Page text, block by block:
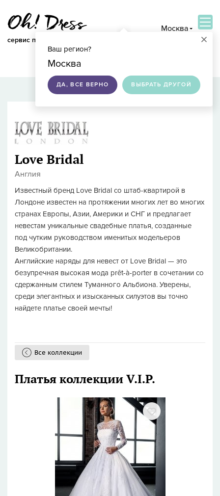
сервис по подбору свадебных платьев
Москва
×
Ваш регион?
Москва
ДА, ВСЕ ВЕРНО ВЫБРАТЬ ДРУГОЙ
Love Bridal
Англия
Известный бренд Love Bridal со штаб-квартирой в
Лондоне известен на протяжении многих лет во многих
странах Европы, Азии, Америки и СНГ и предлагает
невестам уникальные свадебные платья, созданные
под чутким руководством именитых модельеров
Великобритании.
Английские наряды для невест от Love Bridal — это
безупречная высокая мода prêt-à-porter в сочетании со
сдержанным стилем Туманного Альбиона. Уверены,
среди элегантных и изысканных силуэтов вы точно
найдете платье своей мечты!
Все коллекции
Платья коллекции V.I.P.